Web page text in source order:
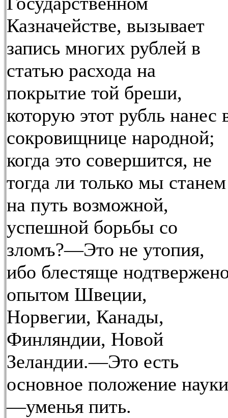
Казначействе, вызывает
запись многих рублей в
статью расхода на
покрытие той бреши,
которую этот рубль нанес
сокровищнице народной;
когда это совершится, не
тогда ли только мы станем
на путь возможной,
успешной борьбы со
зломъ?—Это не утопия,
ибо блестяще
опытом Швеции,
Норвегии, Канады,
Финляндии, Новой
Зеландии.—Это есть
основное положение науки
—уменья пить.